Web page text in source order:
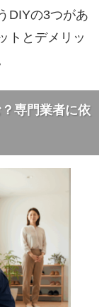
DIYの3つがあ
トとデメリッ
専門業者に依